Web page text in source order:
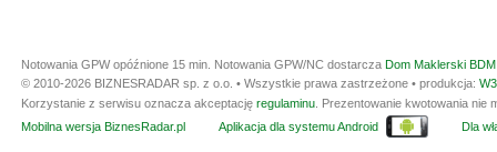
Notowania GPW opóźnione 15 min. Notowania GPW/NC dostarcza Dom Maklerski
© 2010-2026 BIZNESRADAR sp. z o.o. • Wszystkie prawa zastrzeżone • produkcja:
Korzystanie z serwisu oznacza akceptację regulaminu. Prezentowanie kwotowania nie
Mobilna wersja BiznesRadar.pl
Aplikacja dla systemu Android Dla